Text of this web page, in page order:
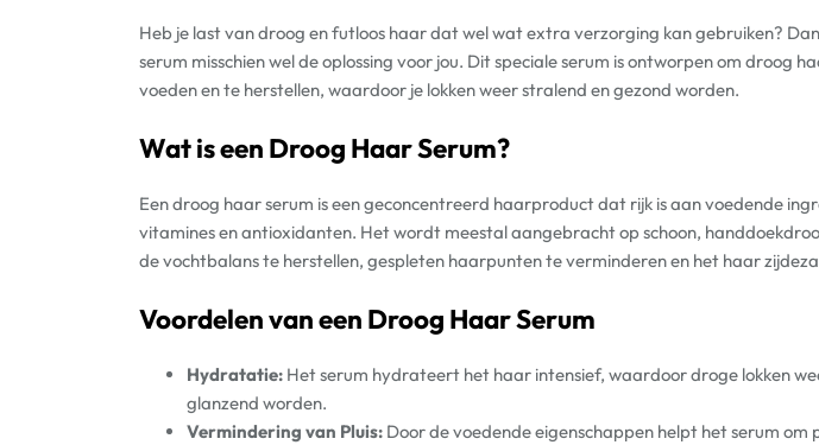
Heb je last van droog en futloos haar dat wel wat extra verzorging kan gebruiken?
serum misschien wel de oplossing voor jou. Dit speciale serum is ontworpen om droog
voeden en te herstellen, waardoor je lokken weer stralend en gezond worden.
Wat is een Droog Haar Serum?
Een droog haar serum is een geconcentreerd haarproduct dat rijk is aan voedende
vitamines en antioxidanten. Het wordt meestal aangebracht op schoon,
de vochtbalans te herstellen, gespleten haarpunten te verminderen en het haar
Voordelen van een Droog Haar Serum
Hydratatie: Het serum hydrateert het haar intensief, waardoor droge lokken
glanzend worden.
Vermindering van Pluis: Door de voedende eigenschappen helpt het serum om